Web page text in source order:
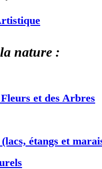
nature :
et des Arbres
étangs et